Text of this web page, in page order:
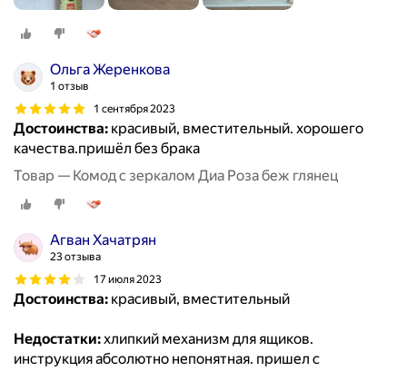
Ольга Жеренкова
1 отзыв
1 сентября 2023
Достоинства: красивый, вместительный. хорошего
качества.пришёл без брака
Товар — Комод с зеркалом Диа Роза беж глянец
Агван Хачатрян
23 отзыва
17 июля 2023
Достоинства: красивый, вместительный
Недостатки:хлипкий механизм для ящиков.
инструкция абсолютно непонятная. пришел с